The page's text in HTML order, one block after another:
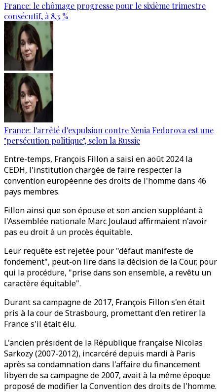
France: le chômage progresse pour le sixième trimestre
consécutif, à 8,3 %
France: l'arrêté d'expulsion contre Xenia Fedorova est une
"persécution politique", selon la Russie
Entre-temps, François Fillon a saisi en août 2024 la
CEDH, l'institution chargée de faire respecter la
convention européenne des droits de l'homme dans 46
pays membres.
Fillon ainsi que son épouse et son ancien suppléant à
l'Assemblée nationale Marc Joulaud affirmaient n'avoir
pas eu droit à un procès équitable.
Leur requête est rejetée pour "défaut manifeste de
fondement", peut-on lire dans la décision de la Cour, pour
qui la procédure, "prise dans son ensemble, a revêtu un
caractère équitable".
Durant sa campagne de 2017, François Fillon s'en était
pris à la cour de Strasbourg, promettant d'en retirer la
France s'il était élu.
L'ancien président de la République française Nicolas
Sarkozy (2007-2012), incarcéré depuis mardi à Paris
après sa condamnation dans l'affaire du financement
libyen de sa campagne de 2007, avait à la même époque
proposé de modifier la Convention des droits de l'homme.